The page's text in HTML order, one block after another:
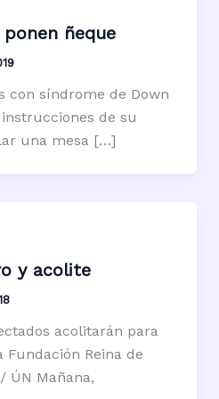
ponen ñeque
con síndrome de Down
de su
una mesa […]
y acolite
acolitarán para
Fundación Reina de
ÚN Mañana,